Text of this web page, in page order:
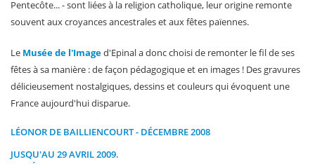
Pentecôte... - sont liées à la religion catholique, leur origine remonte
souvent aux croyances ancestrales et aux fêtes païennes.
Le Musée de l'Imaged'Epinal a donc choisi de remonter le fil de ses
fêtes à sa manière : de façon pédagogique et en images ! Des gravures
délicieusement nostalgiques, dessins et couleurs qui évoquent une
France aujourd'hui disparue.
LÉONOR DE BAILLIENCOURT - DÉCEMBRE 2008
JUSQU'AU 29 AVRIL 2009.